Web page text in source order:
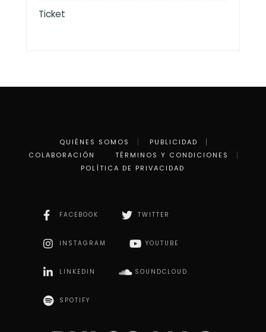
Ticket
QUIÉNES SOMOS
PUBLICIDAD
COLABORACIÓN
TÉRMINOS Y CONDICIONES
POLÍTICA DE PRIVACIDAD
FACEBOOK TWITTER
INSTAGRAM YOUTUBE
LINKEDIN SOUNDCLOUD
SPOTIFY